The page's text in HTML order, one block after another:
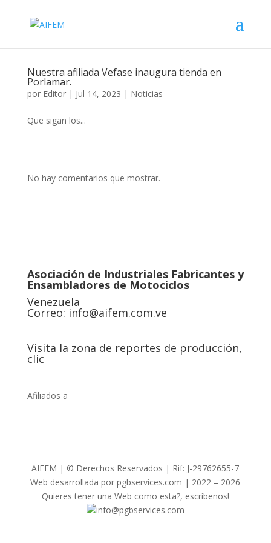
Nuestra afiliada Vefase inaugura tienda en
Porlamar.
por Editor| Jul 14, 2023 | Noticias
Que sigan los...
No hay comentarios que mostrar.
Asociación de Industriales Fabricantes y
Ensambladores de Motociclos
Venezuela
Correo: info@aifem.com.ve
Visita la zona de reportes de producción,
clic
Afiliados a
AIFEM | © Derechos Reservados | Rif: J-29762655-7
Web desarrollada por pgbservices.com | 2022 – 2026
Quieres tener una Web como esta?, escríbenos!
info@pgbservices.com